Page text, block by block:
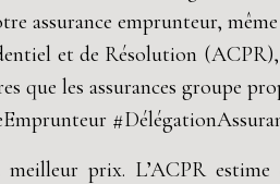
assurance emprunteur,
et de Résolution
que les assurances groupe
prix. L’ACPR estime